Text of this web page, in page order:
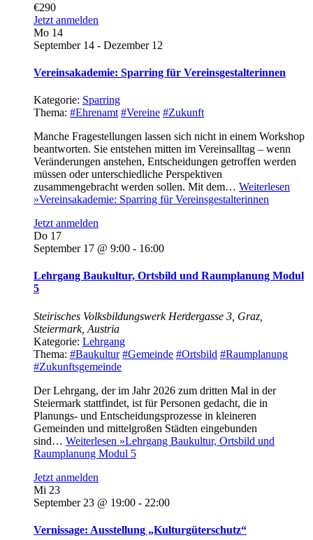
€290
Jetzt anmelden
Mo 14
September 14 - Dezember 12
Vereinsakademie: Sparring für Vereinsgestalterinnen
Kategorie: Sparring
Thema: #Ehrenamt #Vereine #Zukunft
Manche Fragestellungen lassen sich nicht in einem Workshop
beantworten. Sie entstehen mitten im Vereinsalltag – wenn
Veränderungen anstehen, Entscheidungen getroffen werden
müssen oder unterschiedliche Perspektiven
zusammengebracht werden sollen. Mit dem… Weiterlesen
»Vereinsakademie: Sparring für Vereinsgestalterinnen
Jetzt anmelden
Do 17
September 17 @ 9:00 - 16:00
Lehrgang Baukultur, Ortsbild und Raumplanung Modul
5
Steirisches Volksbildungswerk Herdergasse 3, Graz,
Steiermark, Austria
Kategorie: Lehrgang
Thema: #Baukultur #Gemeinde #Ortsbild #Raumplanung
#Zukunftsgemeinde
Der Lehrgang, der im Jahr 2026 zum dritten Mal in der
Steiermark stattfindet, ist für Personen gedacht, die in
Planungs- und Entscheidungsprozesse in kleineren
Gemeinden und mittelgroßen Städten eingebunden
sind… Weiterlesen »Lehrgang Baukultur, Ortsbild und
Raumplanung Modul 5
Jetzt anmelden
Mi 23
September 23 @ 19:00 - 22:00
Vernissage: Ausstellung „Kulturgüterschutz“